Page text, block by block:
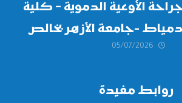
الأوعية الدموية – كلية
الطب بنين دمياط -جامعة الأزهر بخالص
الأمنيات إلى الأستاذ
05/07/2026
روابط مفيدة